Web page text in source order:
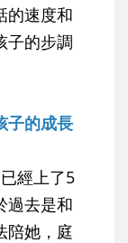
的速度和
子的步調
子的成長
經上了5
過去是和
陪她，庭